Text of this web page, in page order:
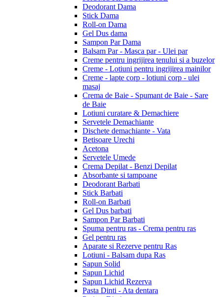
Deodorant Dama
Stick Dama
Roll-on Dama
Gel Dus dama
Sampon Par Dama
Balsam Par - Masca par - Ulei par
Creme pentru ingrijirea tenului si a buzelor
Creme - Lotiuni pentru ingrijirea mainilor
Creme - lapte corp - lotiuni corp - ulei
masaj
Crema de Baie - Spumant de Baie - Sare
de Baie
Lotiuni curatare & Demachiere
Servetele Demachiante
Dischete demachiante - Vata
Betisoare Urechi
Acetona
Servetele Umede
Crema Depilat - Benzi Depilat
Absorbante si tampoane
Deodorant Barbati
Stick Barbati
Roll-on Barbati
Gel Dus barbati
Sampon Par Barbati
Spuma pentru ras - Crema pentru ras
Gel pentru ras
Aparate si Rezerve pentru Ras
Lotiuni - Balsam dupa Ras
Sapun Solid
Sapun Lichid
Sapun Lichid Rezerva
Pasta Dinti - Ata dentara